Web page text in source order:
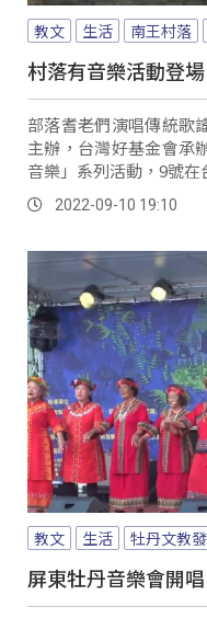
教文 生活 南王村落
村落有音樂活動登
部落耆老們演唱傳統歌
主辦，台灣好基金會承
音樂」系列活動，9號
透過展演，讓更多人對
2022-09-10 19:10
教文 生活 牡丹文教
屏東牡丹音樂會開